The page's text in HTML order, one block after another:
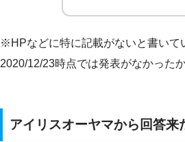
※HPなどに特に記載がないと書いて
2020/12/23時点では発表がなかったか
アイリスオーヤマから回答来